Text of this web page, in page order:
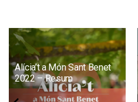
Alícia’t a Món Sant Benet
2022 – Resum